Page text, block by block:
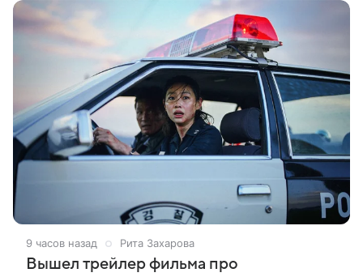
9 часов назад Рита Захарова
Вышел трейлер фильма про